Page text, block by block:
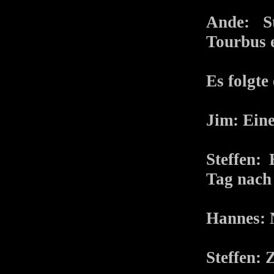
Ande:
Tourbus
Es folgte
Jim:
Steffen:
Tag
Hannes:
Steffen: